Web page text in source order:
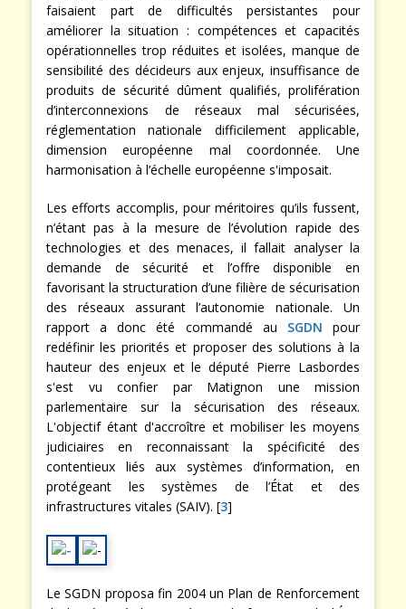
faisaient part de difficultés persistantes pour
améliorer la situation : compétences et capacités
opérationnelles trop réduites et isolées, manque de
sensibilité des décideurs aux enjeux, insuffisance de
produits de sécurité dûment qualifiés, prolifération
d’interconnexions de réseaux mal sécurisées,
réglementation nationale difficilement applicable,
dimension européenne mal coordonnée. Une
harmonisation à l’échelle européenne s'imposait.
Les efforts accomplis, pour méritoires qu’ils fussent,
n’étant pas à la mesure de l’évolution rapide des
technologies et des menaces, il fallait analyser la
demande de sécurité et l’offre disponible en
favorisant la structuration d’une filière de sécurisation
des réseaux assurant l’autonomie nationale. Un
rapport a donc été commandé au SGDN pour
redéfinir les priorités et proposer des solutions à la
hauteur des enjeux et le député Pierre Lasbordes
s'est vu confier par Matignon une mission
parlementaire sur la sécurisation des réseaux.
L'objectif étant d'accroître et mobiliser les moyens
judiciaires en reconnaissant la spécificité des
contentieux liés aux systèmes d’information, en
protégeant les systèmes de l’État et des
infrastructures vitales (SAIV). [3]
Le SGDN proposa fin 2004 un Plan de Renforcement